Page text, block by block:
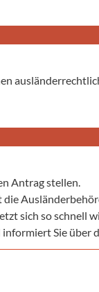
Antrag stellen.
sich so schnell
Sie über